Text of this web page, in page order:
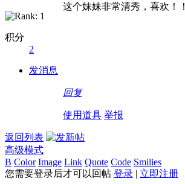
积分
2
发消息
这个妹妹非常清秀，喜欢！！
回复
使用道具 举报
返回列表
高级模式
B Color Image Link Quote Code Smilies
您需要登录后才可以回帖 登录 | 立即注册